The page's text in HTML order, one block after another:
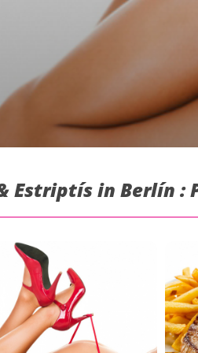
Estriptís in Berlín :